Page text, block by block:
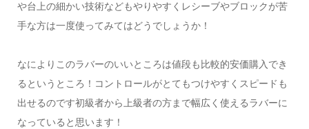
や台上の細かい技術などもやりやすくレシーブやブロックが苦
手な方は一度使ってみてはどうでしょうか！
なによりこのラバーのいいところは値段も比較的安価購入でき
るというところ！コントロールがとてもつけやすくスピードも
出せるのです初級者から上級者の方まで幅広く使えるラバーに
なっていると思います！